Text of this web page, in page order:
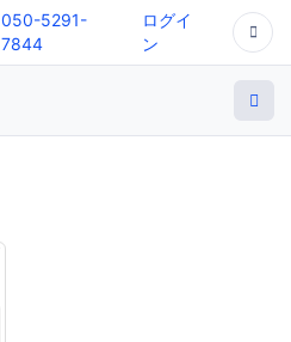
050-5291-
7844
ログイ
ン